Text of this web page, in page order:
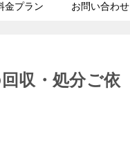
金プラン お問い合わせ
収・処分ご依